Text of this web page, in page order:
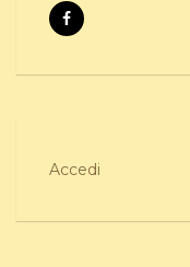
Accedi